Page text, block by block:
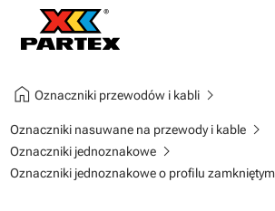
home Oznaczniki przewodów i kablichevron_right
Oznaczniki nasuwane na przewody i kablechevron_right
Oznaczniki jednoznakowechevron_right
Oznaczniki jednoznakowe o profilu zamkniętym